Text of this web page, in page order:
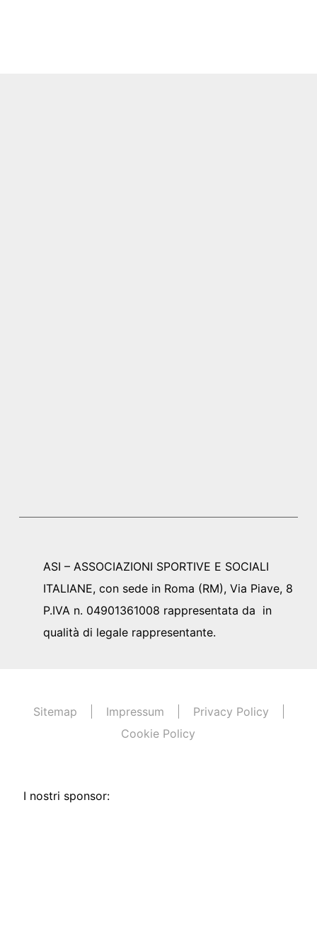
ASI – ASSOCIAZIONI SPORTIVE E SOCIALI
ITALIANE, con sede in Roma (RM), Via Piave, 8
P.IVA n. 04901361008 rappresentata da in
qualità di legale rappresentante.
Sitemap Impressum
Privacy Policy
Cookie Policy
I nostri sponsor: